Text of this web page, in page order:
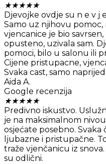
★★★★★
Djevojke ovdje su n e v j
Samo uz njihovu
vjencanice je bio
opusteno, uzivala sam.
pomoci, bilo u salonu ili
Cijene pristupacne,
Svaka cast, samo
Aida A.
Google recenzija
★★★★★
Predivno iskustvo.
je na maksimalnom
osjećate posebno. Svaka
ljubazne i pristupačne.
traže vjenčanicu iz
su odlični.